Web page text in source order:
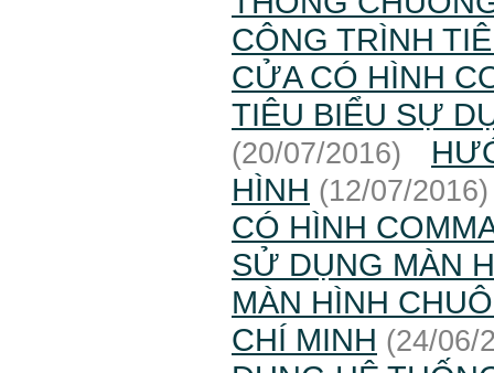
CÔNG TRÌNH
CỬA CÓ HÌNH
TIÊU BIỂU SỰ
(20/07/2016)
HÌNH (12/07/2016)
CÓ HÌNH
SỬ DỤNG MÀN
MÀN HÌNH
CHÍ MINH (24/06/